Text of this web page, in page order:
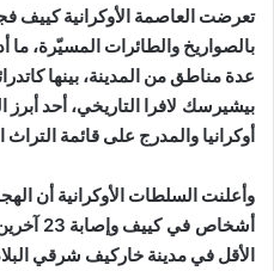
تعرضت العاصمة الأوكرانية كييف
بالصواريخ والطائرات المسيّرة، ما
عدة مناطق من المدينة، بينها
بيشيرسك لافرا التاريخي، أحد أبرز
أوكرانيا والمدرج على قائمة
وأعلنت السلطات الأوكرانية أن
أشخاص في كييف وإصابة 23 آخرين
الأقل في مدينة خاركيف شرقي